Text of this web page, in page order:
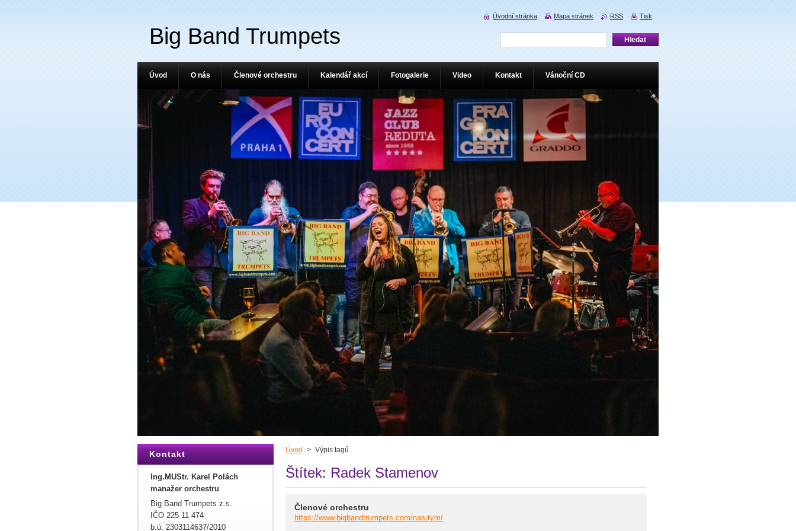
Big Band Trumpets
Úvod > Výpis tagů
Štítek: Radek Stamenov
Členové orchestru
https://www.bigbandtrumpets.com/nas-tym/
Kontakt
Ing.MUStr. Karel Polách
manažer orchestru
Big Band Trumpets z.s.
IČO 225 11 474
b.ú. 2303114637/2010
Úvod O nás Členové orchestru Kalendář akcí Fotogalerie Video Kontakt Vánoční CD
Úvodní stránka Mapa stránek RSS Tisk